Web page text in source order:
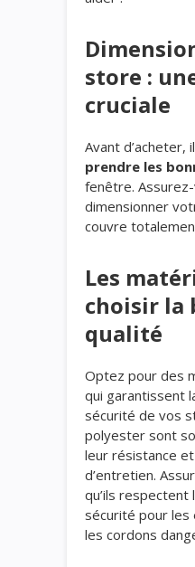
store :
cruciale
Avant d’acheter,
prendre les
fenêtre.
dimensionner
couvre
Les
choisir la
qualité
Optez pour des
qui garantissent
sécurité de vos
polyester sont
leur résistance
d’entretien.
qu’ils respectent
sécurité pour les
les cordons